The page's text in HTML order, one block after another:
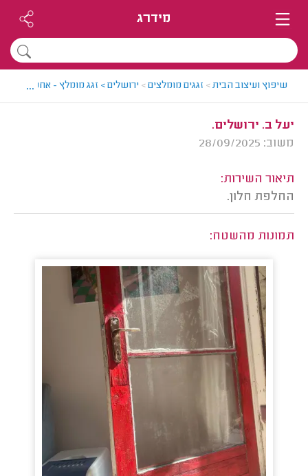
מידרג
שיפוץ ועיצוב הבית> זגגים מומלצים> ירושלים > זגג מומלץ - אחמד
...
יעל ב. ירושלים.
משוב: 28/09/2025
תיאור השירות:
החלפת חלון.
תמונות מהשטח: